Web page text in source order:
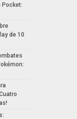
Pocket:
de 10